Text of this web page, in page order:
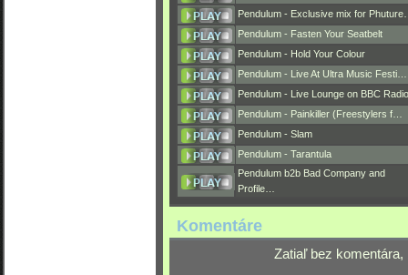
Pendulum - Exclusive mix for
Pendulum - Fasten Your Seatbelt
Pendulum - Hold Your Colour
Pendulum - Live At Ultra Music Festi…
Pendulum - Live Lounge on BBC
Pendulum - Painkiller (Freestylers f…
Pendulum - Slam
Pendulum - Tarantula
Pendulum b2b Bad Company and
Profile…
Komentáre
Zatiaľ bez komentára,